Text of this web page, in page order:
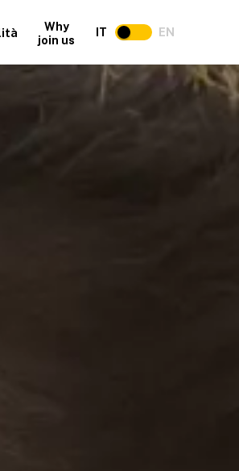
Why
join us
IT EN